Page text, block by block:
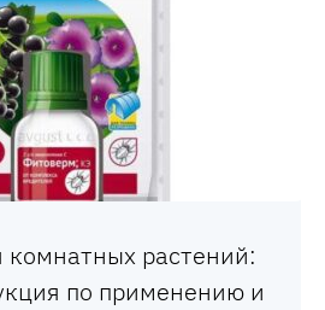
растений:
по применению и